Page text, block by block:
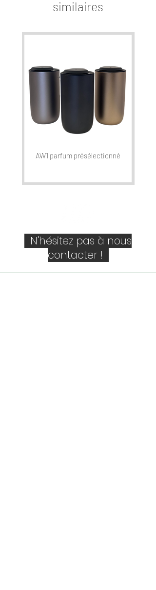
similaires
AW1 parfum présélectionné
N'hésitez pas à nous
contacter !